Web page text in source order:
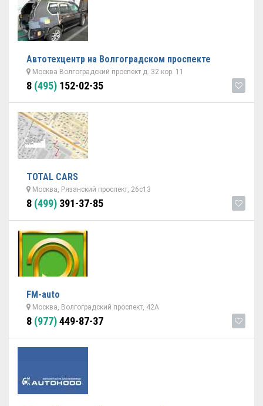
Автотехцентр на Волгоградском проспекте
Москва Волгоградский проспект д. 32 кор. 11
8 (495) 152-02-35
TOTAL CARS
Москва, Рязанский проспект, 26с13
8 (499) 391-37-85
FM-auto
Москва, Волгоградский проспект, 42А
8 (977)449-87-37